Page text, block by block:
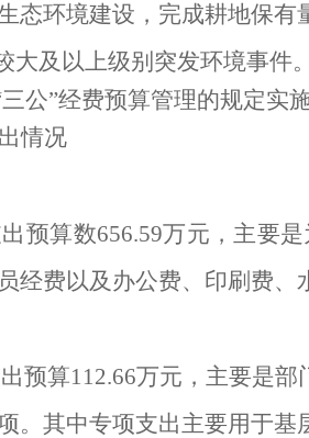
态环境建设，完成耕地保有
大及以上级别突发环境事件。
公”经费预算管理的规定实施
情况
预算数656.59万元，主要
经费以及办公费、印刷费、
预算112.66万元，主要是部
。其中专项支出主要用于基